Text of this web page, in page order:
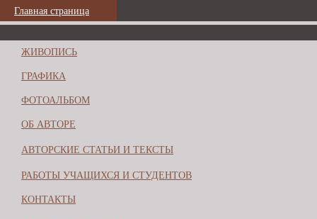
Главная страница
ЖИВОПИСЬ
ГРАФИКА
ФОТОАЛЬБОМ
ОБ АВТОРЕ
АВТОРСКИЕ СТАТЬИ И ТЕКСТЫ
РАБОТЫ УЧАЩИХСЯ И СТУДЕНТОВ
КОНТАКТЫ